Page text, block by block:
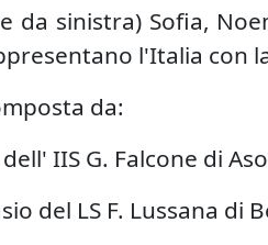
da sinistra) Sofia,
l'Italia con
da:
IIS G. Falcone di
del LS F. Lussana di